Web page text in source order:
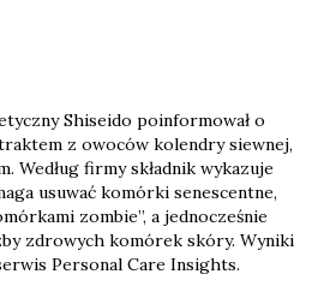
Shiseido poinformował o
z owoców kolendry siewnej,
Według firmy składnik wykazuje
usuwać komórki senescentne,
zombie”, a jednocześnie
zdrowych komórek skóry. Wyniki
Personal Care Insights.